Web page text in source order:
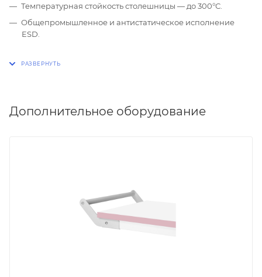
Температурная стойкость столешницы — до 300°С.
Общепромышленное и антистатическое исполнение
ESD.
Дополнительное оборудование